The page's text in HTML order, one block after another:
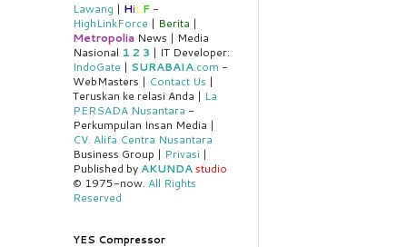
Lawang | HiLF -
HighLinkForce | Berita |
Metropolia News | Media
Nasional 1 2 3 | IT Developer:
IndoGate | SURABAIA.com -
WebMasters | Contact Us |
Teruskan ke relasi Anda | La
PERSADA Nusantara -
Perkumpulan Insan Media |
CV. Alifa Centra Nusantara
Business Group | Privasi |
Published by AKUNDAstudio
© 1975-now. All Rights
Reserved
YES Compressor